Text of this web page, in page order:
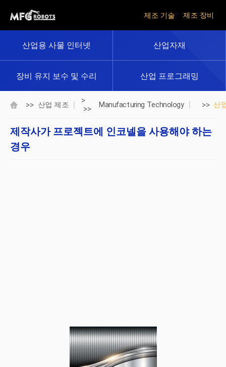
제조 기술 제조 장비
산업용 사물 인터넷 산업자재
장비 유지 보수 및 수리 산업 프로그래밍
>> 산업 제조
>
>>
Manufacturing Technology >> 산
제작사가 프로젝트에 인코넬을 사용해야 하는
경우